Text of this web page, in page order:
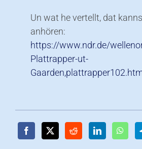
Un wat he vertellt, dat
anhören:
https://www.ndr.de/
Plattrapper-ut-